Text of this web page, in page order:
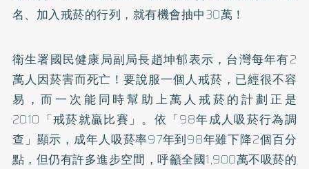
名、加入戒菸的行列，就有機會抽中30萬！
衛生署國民健康局副局長趙坤郁表示，台灣每年有2
萬人因菸害而死亡！要說服一個人戒菸，已經很不容
易，而一次能同時幫助上萬人戒菸的計劃正是
2010「戒菸就贏比賽」。依「98年成人吸菸行為調
查」顯示，成年人吸菸率97年到98年雖下降2個百分
點，但仍有許多進步空間，呼籲全國1,900萬不吸菸的